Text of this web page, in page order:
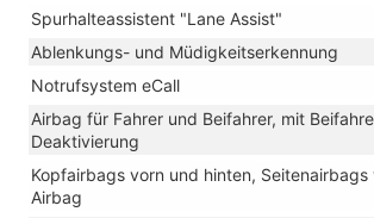
Spurhalteassistent "Lane Assist"
Ablenkungs- und Müdigkeitserkennung
Notrufsystem eCall
Airbag für Fahrer und Beifahrer, mit
Deaktivierung
Kopfairbags vorn und hinten, Seitenairbags
Airbag